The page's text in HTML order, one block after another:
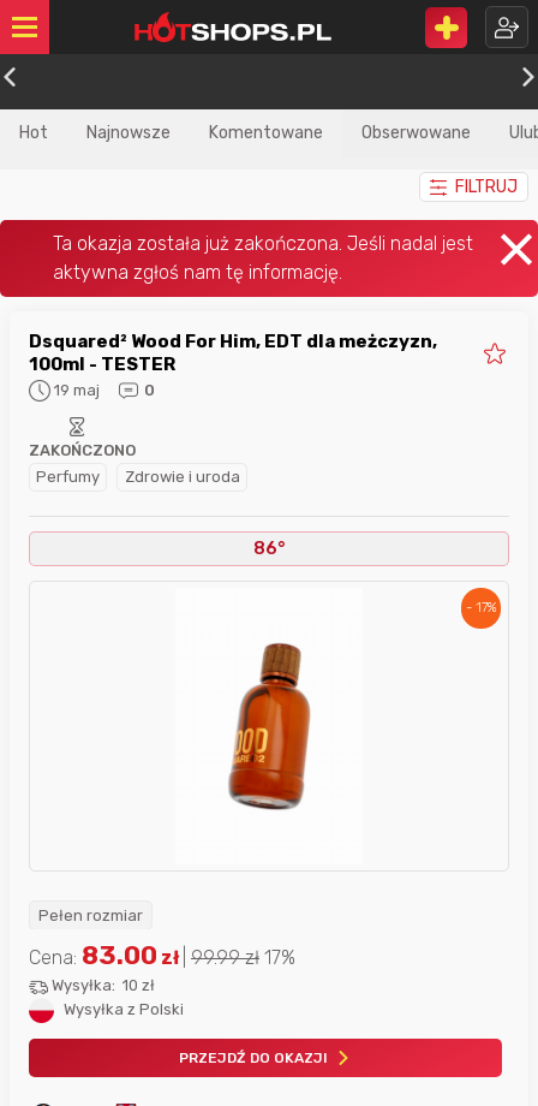
Hot Najnowsze Komentowane Obserwowane
FILTRUJ
Dsquared² Wood For Him, EDT dla meżczyzn,
100ml - TESTER
19 maj 0
Perfumy Zdrowie i uroda
ZAKOŃCZONO
86°
- 17%
Pełen rozmiar
Cena: 83.00 zł 99.99zł 17%
Wysyłka: 10 zł
Wysyłka z Polski
PRZEJDŹ DO OKAZJI